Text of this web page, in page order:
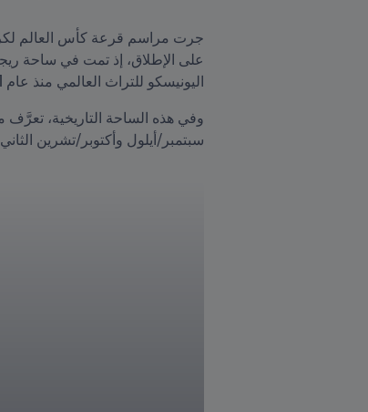
اليونيسكو للتراث العالمي منذ عام 2001.
سبتمبر/أيلول وأكتوبر/تشرين الثاني 2024.